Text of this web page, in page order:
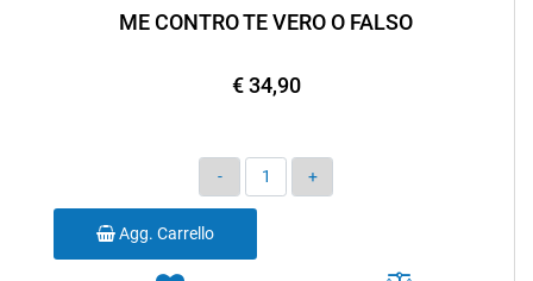
ME CONTRO TE VERO O FALSO
€ 34,90
Quantità
Agg. Carrello